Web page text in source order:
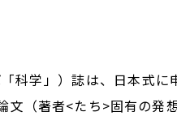
科学」）誌は、日本式
文（著者<たち>固有の